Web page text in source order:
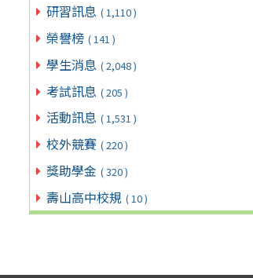
研習訊息 ( 1,110 )
榮譽榜 ( 141 )
學生消息 ( 2,048 )
考試訊息 ( 205 )
活動訊息 ( 1,531 )
校外競賽 ( 220 )
獎助學金 ( 320 )
壽山高中校規 ( 10 )